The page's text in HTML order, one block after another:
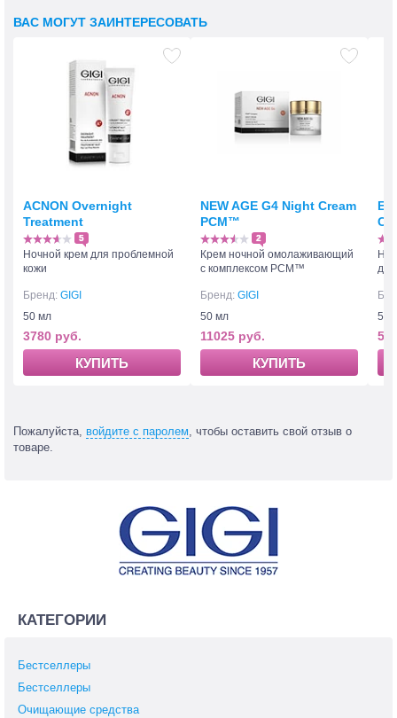
ВАС МОГУТ ЗАИНТЕРЕСОВАТЬ
ACNON Overnight
Treatment
5
Ночной крем для проблемной
кожи
Бренд: GIGI
50 мл
3780 руб.
КУПИТЬ
NEW AGE G4 Night Cream
PCM™
2
Крем ночной омолаживающий
с комплексом PCM™
Бренд: GIGI
50 мл
11025 руб.
КУПИТЬ
50
Пожалуйста, войдите с паролем, чтобы оставить свой отзыв о
товаре.
КАТЕГОРИИ
Бестселлеры
Бестселлеры
Очищающие средства